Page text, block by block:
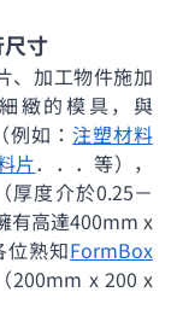
寸
、加工物件施加
緻的模具，與
例如：注塑材料
片．．．等），
（厚度介於0.25－
有高達400mm x
位熟知FormBox
200mm x 200 x